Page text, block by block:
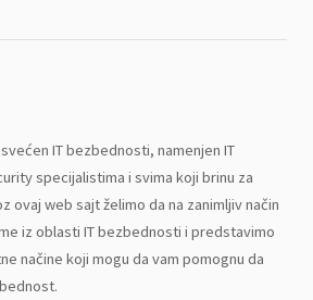
IT bezbednosti, namenjen IT
specijalistima i svima koji brinu za
ovaj web sajt želimo da na zanimljiv način
iz oblasti IT bezbednosti i predstavimo
načine koji mogu da vam pomognu da